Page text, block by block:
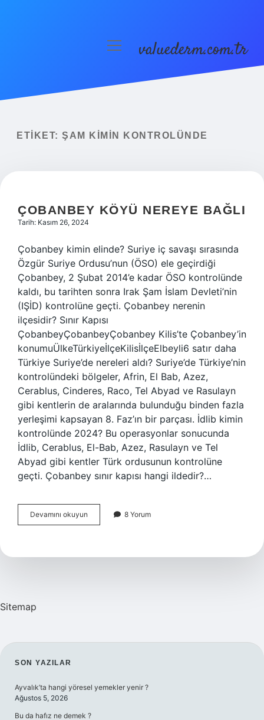
Yasal Uyarı
menüyüvaluederm.com.tr
ETIKET: ŞAM KIMIN KONTROLÜNDE
ÇOBANBEY KÖYÜ NEREYE BAĞLI
Tarih: Kasım 26, 2024
Çobanbey kimin elinde? Suriye iç savaşı sırasında
Özgür Suriye Ordusu’nun (ÖSO) ele geçirdiği
Çobanbey, 2 Şubat 2014’e kadar ÖSO kontrolünde
kaldı, bu tarihten sonra Irak Şam İslam Devleti’nin
(IŞİD) kontrolüne geçti. Çobanbey nerenin
ilçesidir? Sınır Kapısı
ÇobanbeyÇobanbeyÇobanbey Kilis’te Çobanbey’in
konumuÜlkeTürkiyeİlçeKilisİlçeElbeyli6 satır daha
Türkiye Suriye’de nereleri aldı? Suriye’de Türkiye’nin
kontrolündeki bölgeler, Afrin, El Bab, Azez,
Cerablus, Cinderes, Raco, Tel Abyad ve Rasulayn
gibi kentlerin de aralarında bulunduğu binden fazla
yerleşimi kapsayan 8. Faz’ın bir parçası. İdlib kimin
kontrolünde 2024? Bu operasyonlar sonucunda
İdlib, Cerablus, El-Bab, Azez, Rasulayn ve Tel
Abyad gibi kentler Türk ordusunun kontrolüne
geçti. Çobanbey sınır kapısı hangi ildedir?…
Devamını okuyun Çobanbey
Köyü
8 Yorum
Sitemap
SIDEBAR
SON YAZILAR
Ayvalık’ta hangi yöresel yemekler yenir ?
Ağustos 5, 2026
Bu da hafız ne demek ?